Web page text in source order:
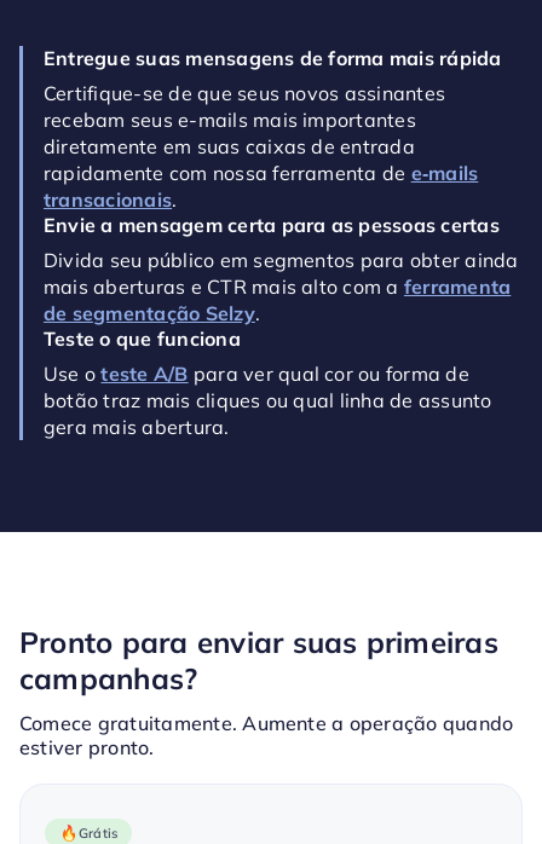
Entregue suas mensagens de forma mais rápida
Certifique-se de que seus novos assinantes
recebam seus e-mails mais importantes
diretamente em suas caixas de entrada
rapidamente com nossa ferramenta de e‑mails
transacionais.
Envie a mensagem certa para as pessoas certas
Divida seu público em segmentos para obter ainda
mais aberturas e CTR mais alto com a ferramenta
de segmentação Selzy.
Teste o que funciona
Use oteste A/B para ver qual cor ou forma de
botão traz mais cliques ou qual linha de assunto
gera mais abertura.
Pronto para enviar suas primeiras
campanhas?
Comece gratuitamente. Aumente a operação quando
estiver pronto.
Grátis